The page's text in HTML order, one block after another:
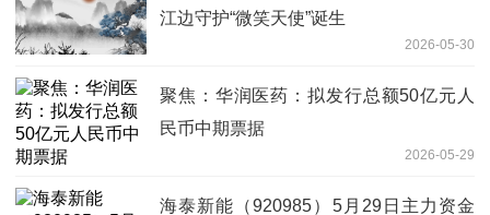
江边守护“微笑天使”诞生
2026-05-30
聚焦：华润医药：拟发行总额50亿元人
民币中期票据
2026-05-29
海泰新能（920985）5月29日主力资金